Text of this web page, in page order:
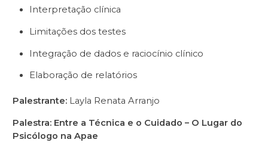
Interpretação clínica
Limitações dos testes
Integração de dados e raciocínio clínico
Elaboração de relatórios
Palestrante: Layla Renata Arranjo
Palestra: Entre a Técnica e o Cuidado – O Lugar do
Psicólogo na Apae